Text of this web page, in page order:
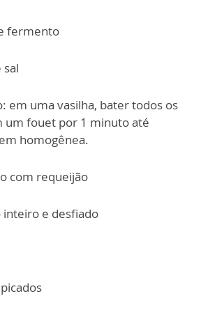
fermento
sal
em uma vasilha, bater todos os
um fouet por 1 minuto até
homogênea.
com requeijão
e desfiado